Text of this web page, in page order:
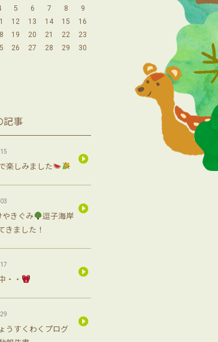
5 6 7 8
9
12 13 14 15
16
19 20 21 22
23
26 27 28 29
30
記事
楽しみました
やきぐみ
逗子海岸
きました！
・・
うすくわくプログ